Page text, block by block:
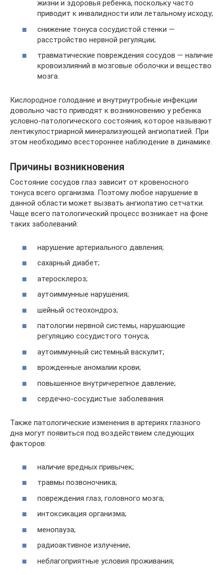
жизни и здоровья ребенка, поскольку часто
приводит к инвалидности или летальному исходу;
снижение тонуса сосудистой стенки —
расстройство нервной регуляции;
травматические повреждения сосудов — наличие
кровоизлияний в мозговые оболочки и вещество
мозга.
Кислородное голодание и внутриутробные инфекции
довольно часто приводят к возникновению у ребенка
условно-патологического состояния, которое называют
лентикулостриарной минерализующей ангиопатией. При
этом необходимо всестороннее наблюдение в динамике.
Причины возникновения
Состояние сосудов глаз зависит от кровеносного
тонуса всего организма. Поэтому любое нарушение в
данной области может вызвать ангиопатию сетчатки.
Чаще всего патологический процесс возникает на фоне
таких заболеваний:
нарушение артериального давления;
сахарный диабет;
атеросклероз;
аутоиммунные нарушения;
шейный остеохондроз;
патологии нервной системы, нарушающие
регуляцию сосудистого тонуса;
аутоиммунный системный васкулит;
врожденные аномалии крови;
повышенное внутричерепное давление;
сердечно-сосудистые заболевания.
Также патологические изменения в артериях глазного
дна могут появиться под воздействием следующих
факторов:
наличие вредных привычек;
травмы позвоночника;
повреждения глаз, головного мозга;
интоксикация организма;
менопауза;
радиоактивное излучение;
неблагоприятные условия проживания;